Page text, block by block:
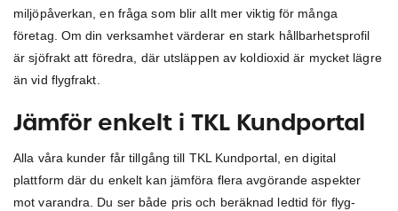
miljöpåverkan, en fråga som blir allt mer viktig för många
företag. Om din verksamhet värderar en stark hållbarhetsprofil
är sjöfrakt att föredra, där utsläppen av koldioxid är mycket lägre
än vid flygfrakt.
Jämför enkelt i TKL Kundportal
Alla våra kunder får tillgång till TKL Kundportal, en digital
plattform där du enkelt kan jämföra flera avgörande aspekter
mot varandra. Du ser både pris och beräknad ledtid för flyg-